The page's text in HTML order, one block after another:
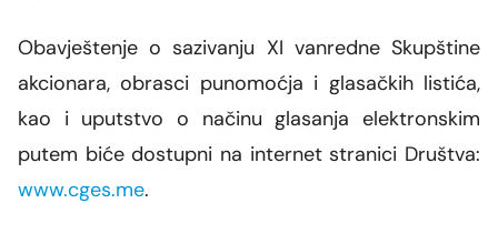
Obavještenje o sazivanju XI vanredne Skupštine
akcionara, obrasci punomoćja i glasačkih listića,
kao i uputstvo o načinu glasanja elektronskim
putem biće dostupni na internet stranici Društva:
www.cges.me.